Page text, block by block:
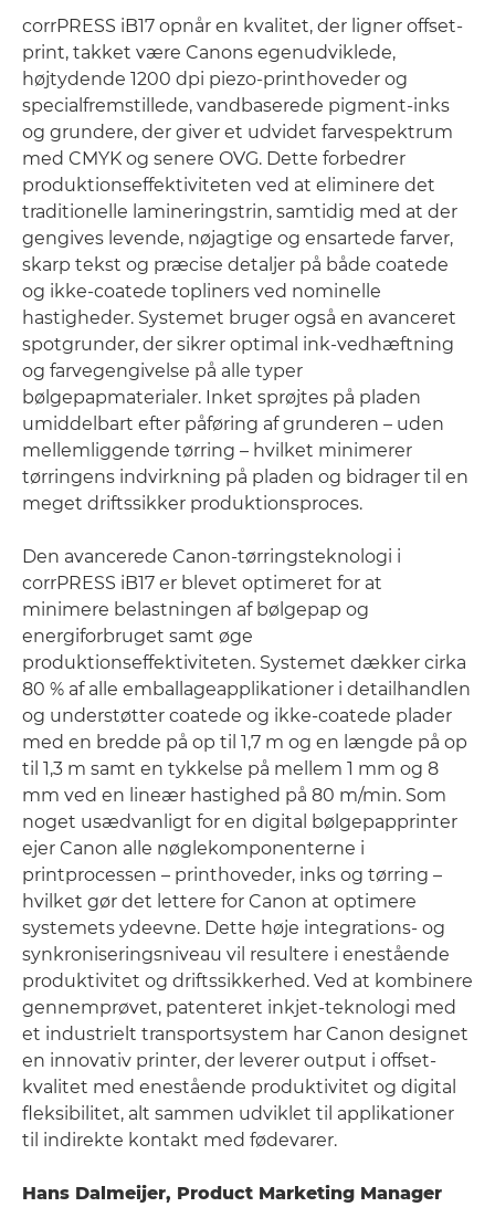
corrPRESS iB17 opnår en kvalitet, der ligner offset-
print, takket være Canons egenudviklede,
højtydende 1200 dpi piezo-printhoveder og
specialfremstillede, vandbaserede pigment-inks
og grundere, der giver et udvidet farvespektrum
med CMYK og senere OVG. Dette forbedrer
produktionseffektiviteten ved at eliminere det
traditionelle lamineringstrin, samtidig med at der
gengives levende, nøjagtige og ensartede farver,
skarp tekst og præcise detaljer på både coatede
og ikke-coatede topliners ved nominelle
hastigheder. Systemet bruger også en avanceret
spotgrunder, der sikrer optimal ink-vedhæftning
og farvegengivelse på alle typer
bølgepapmaterialer. Inket sprøjtes på pladen
umiddelbart efter påføring af grunderen – uden
mellemliggende tørring – hvilket minimerer
tørringens indvirkning på pladen og bidrager til en
meget driftssikker produktionsproces.
Den avancerede Canon-tørringsteknologi i
corrPRESS iB17 er blevet optimeret for at
minimere belastningen af bølgepap og
energiforbruget samt øge
produktionseffektiviteten. Systemet dækker cirka
80 % af alle emballageapplikationer i detailhandlen
og understøtter coatede og ikke-coatede plader
med en bredde på op til 1,7 m og en længde på op
til 1,3 m samt en tykkelse på mellem 1 mm og 8
mm ved en lineær hastighed på 80 m/min. Som
noget usædvanligt for en digital bølgepapprinter
ejer Canon alle nøglekomponenterne i
printprocessen – printhoveder, inks og tørring –
hvilket gør det lettere for Canon at optimere
systemets ydeevne. Dette høje integrations- og
synkroniseringsniveau vil resultere i enestående
produktivitet og driftssikkerhed. Ved at kombinere
gennemprøvet, patenteret inkjet-teknologi med
et industrielt transportsystem har Canon designet
en innovativ printer, der leverer output i offset-
kvalitet med enestående produktivitet og digital
fleksibilitet, alt sammen udviklet til applikationer
til indirekte kontakt med fødevarer.
Hans Dalmeijer, Product Marketing Manager